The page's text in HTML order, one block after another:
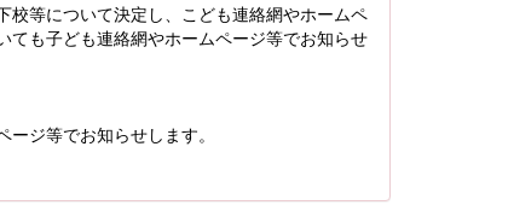
等について決定し、こども連絡網やホームペ
も子ども連絡網やホームページ等でお知らせ
ジ等でお知らせします。